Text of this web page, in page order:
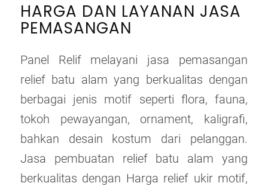
HARGA DAN LAYANAN JASA
PEMASANGAN
Panel Relif melayani jasa pemasangan
relief batu alam yang berkualitas dengan
berbagai jenis motif seperti flora, fauna,
tokoh pewayangan, ornament, kaligrafi,
bahkan desain kostum dari pelanggan.
Jasa pembuatan relief batu alam yang
berkualitas dengan Harga relief ukir motif,